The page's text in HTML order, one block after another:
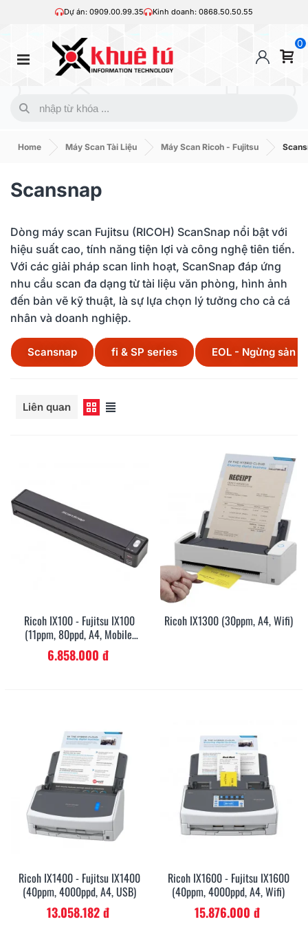
Dự án: 0909.00.99.35 Kinh doanh: 0868.50.50.55
0
Home Máy Scan Tài Liệu Máy Scan Ricoh - Fujitsu
Scansnap
Dòng máy scan Fujitsu (RICOH) ScanSnap nổi bật với
hiệu suất cao, tính năng tiện lợi và công nghệ tiên tiến.
Với các giải pháp scan linh hoạt, ScanSnap đáp ứng
nhu cầu scan đa dạng từ tài liệu văn phòng, hình ảnh
đến bản vẽ kỹ thuật, là sự lựa chọn lý tưởng cho cả cá
nhân và doanh nghiệp.
Scansnap fi & SP series EOL - Ngừng sản
Liên quan
Ricoh IX100 - Fujitsu IX100
(11ppm, 80ppd, A4, Mobile,
USB)
6.858.000 đ
Ricoh IX1300 (30ppm, A4, Wifi)
Ricoh IX1400 - Fujitsu IX1400
(40ppm, 4000ppd, A4, USB)
13.058.182 đ
Ricoh IX1600 - Fujitsu IX1600
(40ppm, 4000ppd, A4, Wifi)
15.876.000 đ